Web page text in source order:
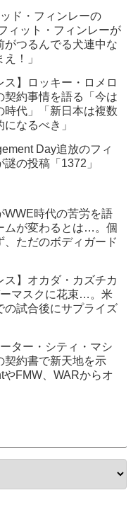
ッド・フィンレーの
ィット・フィンレーが
がつるんでる犬連中な
！」
ス】ロッキー・ロメロ
契約事情を語る「今は
時代」「新日本は複数
なるべき」
Day追放のフィ
の投稿「1372」
WWE時代の苦労を語
ムが変わるとは…。個
、ただのボディガード
ス】オカダ・カズチカ
マスクに花束…。米
の試合後にサプライズ
ター・シティ・マシ
契約書で新天地を示
やFMW、WARからオ